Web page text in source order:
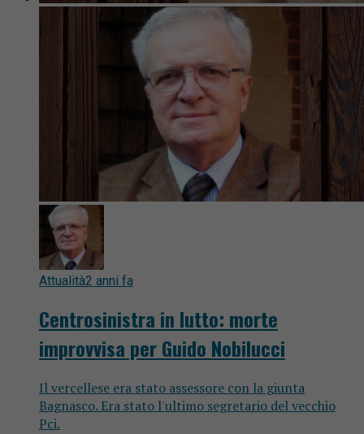
Attualità2 anni fa
Centrosinistra in lutto: morte
improvvisa per Guido Nobilucci
Il vercellese era stato assessore con la giunta
Bagnasco. Era stato l'ultimo segretario del vecchio
Pci.